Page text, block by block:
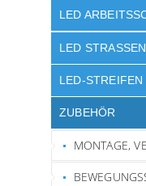
LED
LED
LED-STREIFEN
ZUBEHÖR
MONTAGE,